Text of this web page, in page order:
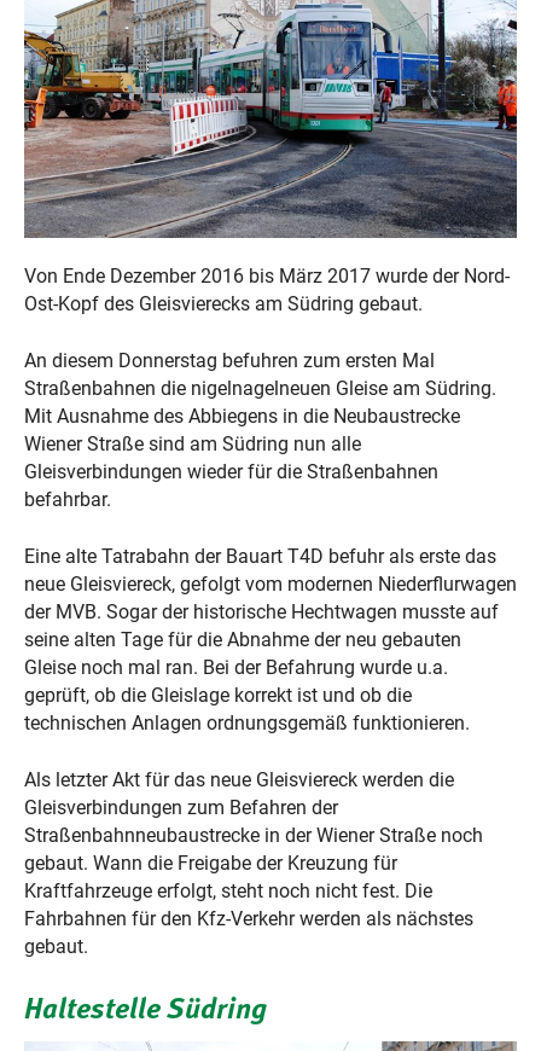
Von Ende Dezember 2016 bis März 2017 wurde der Nord-
Ost-Kopf des Gleisvierecks am Südring gebaut.
An diesem Donnerstag befuhren zum ersten Mal
Straßenbahnen die nigelnagelneuen Gleise am Südring.
Mit Ausnahme des Abbiegens in die Neubaustrecke
Wiener Straße sind am Südring nun alle
Gleisverbindungen wieder für die Straßenbahnen
befahrbar.
Eine alte Tatrabahn der Bauart T4D befuhr als erste das
neue Gleisviereck, gefolgt vom modernen Niederflurwagen
der MVB. Sogar der historische Hechtwagen musste auf
seine alten Tage für die Abnahme der neu gebauten
Gleise noch mal ran. Bei der Befahrung wurde u.a.
geprüft, ob die Gleislage korrekt ist und ob die
technischen Anlagen ordnungsgemäß funktionieren.
Als letzter Akt für das neue Gleisviereck werden die
Gleisverbindungen zum Befahren der
Straßenbahnneubaustrecke in der Wiener Straße noch
gebaut. Wann die Freigabe der Kreuzung für
Kraftfahrzeuge erfolgt, steht noch nicht fest. Die
Fahrbahnen für den Kfz-Verkehr werden als nächstes
gebaut.
Haltestelle Südring